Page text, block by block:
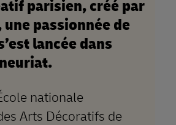
parisien, créé par
une passionnée de
lancée dans
nationale
Arts Décoratifs de